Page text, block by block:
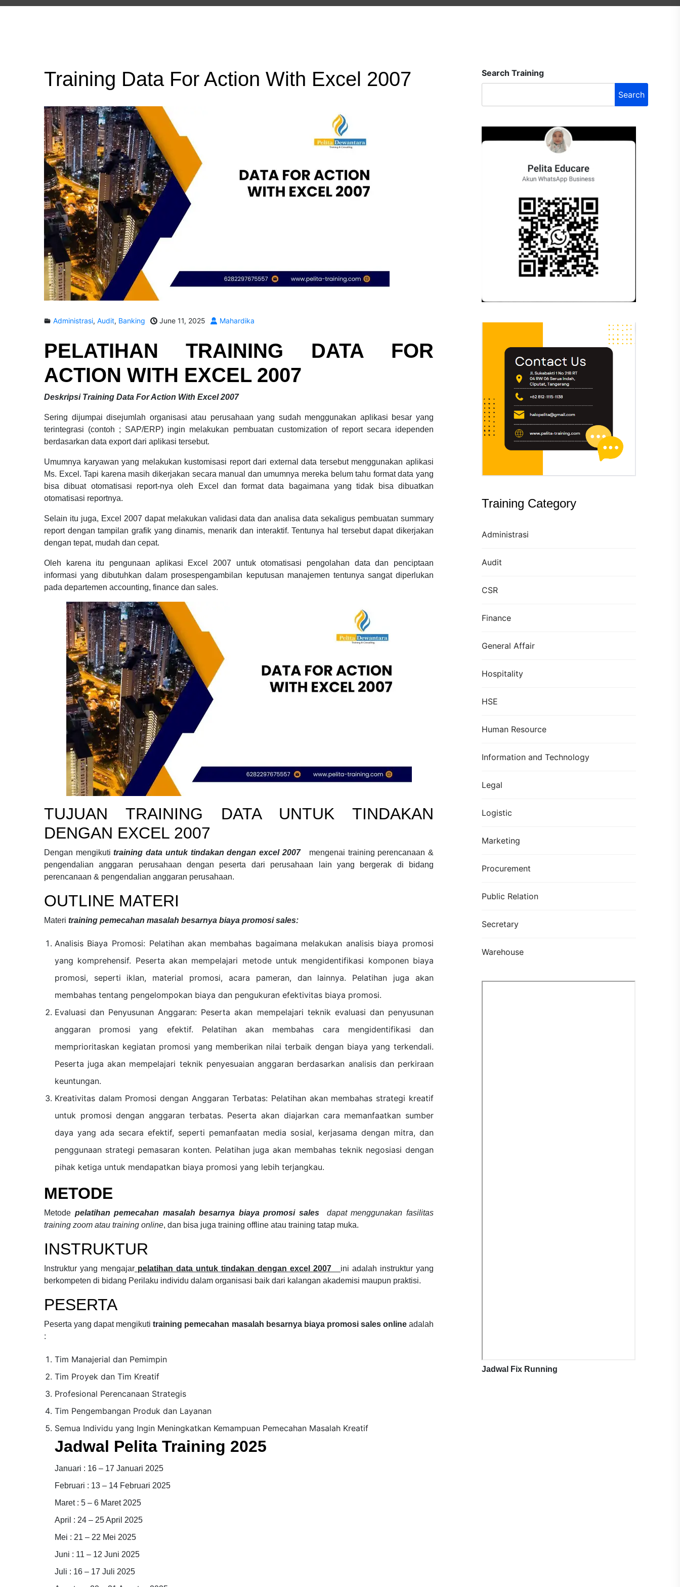
Search Training
Search
Training Category
Administrasi
Audit
CSR
Finance
General Affair
Hospitality
HSE
Human Resource
Information and Technology
Legal
Logistic
Marketing
Procurement
Public Relation
Secretary
Warehouse
Jadwal Fix Running
Training Data For Action With Excel 2007
Administrasi, Audit, Banking June 11, 2025 Mahardika
PELATIHANTRAINING DATA FOR
ACTION WITH EXCEL 2007
Deskripsi Training Data For Action With Excel 2007
Sering dijumpai disejumlah organisasi atau perusahaan yang sudah menggunakan aplikasi besar yang
terintegrasi (contoh ; SAP/ERP) ingin melakukan pembuatan customization of report secara idependen
berdasarkan data export dari aplikasi tersebut.
Umumnya karyawan yang melakukan kustomisasi report dari external data tersebut menggunakan aplikasi
Ms. Excel. Tapi karena masih dikerjakan secara manual dan umumnya mereka belum tahu format data yang
bisa dibuat otomatisasi report-nya oleh Excel dan format data bagaimana yang tidak bisa dibuatkan
otomatisasi reportnya.
Selain itu juga, Excel 2007 dapat melakukan validasi data dan analisa data sekaligus pembuatan summary
report dengan tampilan grafik yang dinamis, menarik dan interaktif. Tentunya hal tersebut dapat dikerjakan
dengan tepat, mudah dan cepat.
Oleh karena itu pengunaan aplikasi Excel 2007 untuk otomatisasi pengolahan data dan penciptaan
informasi yang dibutuhkan dalam prosespengambilan keputusan manajemen tentunya sangat diperlukan
pada departemen accounting, finance dan sales.
TUJUAN TRAINING DATA UNTUK TINDAKAN
DENGAN EXCEL 2007
Dengan mengikuti training data untuk tindakan dengan excel 2007 mengenai training perencanaan &
pengendalian anggaran perusahaandengan peserta dari perusahaan lain yang bergerak di bidang
perencanaan & pengendalian anggaran perusahaan.
OUTLINE MATERI
Materi training pemecahan masalah besarnya biaya promosi sales:
Analisis Biaya Promosi: Pelatihan akan membahas bagaimana melakukan analisis biaya promosi
yang komprehensif. Peserta akan mempelajari metode untuk mengidentifikasi komponen biaya
promosi, seperti iklan, material promosi, acara pameran, dan lainnya. Pelatihan juga akan
membahas tentang pengelompokan biaya dan pengukuran efektivitas biaya promosi.
Evaluasi dan Penyusunan Anggaran: Peserta akan mempelajari teknik evaluasi dan penyusunan
anggaran promosi yang efektif. Pelatihan akan membahas cara mengidentifikasi dan
memprioritaskan kegiatan promosi yang memberikan nilai terbaik dengan biaya yang terkendali.
Peserta juga akan mempelajari teknik penyesuaian anggaran berdasarkan analisis dan perkiraan
keuntungan.
Kreativitas dalam Promosi dengan Anggaran Terbatas: Pelatihan akan membahas strategi kreatif
untuk promosi dengan anggaran terbatas. Peserta akan diajarkan cara memanfaatkan sumber
daya yang ada secara efektif, seperti pemanfaatan media sosial, kerjasama dengan mitra, dan
penggunaan strategi pemasaran konten. Pelatihan juga akan membahas teknik negosiasi dengan
pihak ketiga untuk mendapatkan biaya promosi yang lebih terjangkau.
METODE
Metode pelatihan pemecahan masalah besarnya biaya promosi sales
dapat menggunakan fasilitas
training zoom atau training online, dan bisa juga training offline atau training tatap muka.
INSTRUKTUR
Instruktur yang mengajar pelatihan data untuk tindakan dengan excel 2007
ini adalah instruktur yang
berkompeten di bidang Perilaku individu dalam organisasi baik dari kalangan akademisi maupun praktisi.
PESERTA
Peserta yang dapat mengikuti training pemecahan masalah besarnya biaya promosi sales online adalah
:
Tim Manajerial dan Pemimpin
Tim Proyek dan Tim Kreatif
Profesional Perencanaan Strategis
Tim Pengembangan Produk dan Layanan
Semua Individu yang Ingin Meningkatkan Kemampuan Pemecahan Masalah Kreatif
Jadwal Pelita Training 2025
Januari : 16 – 17 Januari 2025
Februari : 13 – 14 Februari 2025
Maret : 5 – 6 Maret 2025
April : 24 – 25 April 2025
Mei : 21 – 22 Mei 2025
Juni : 11 – 12 Juni 2025
Juli : 16 – 17 Juli 2025